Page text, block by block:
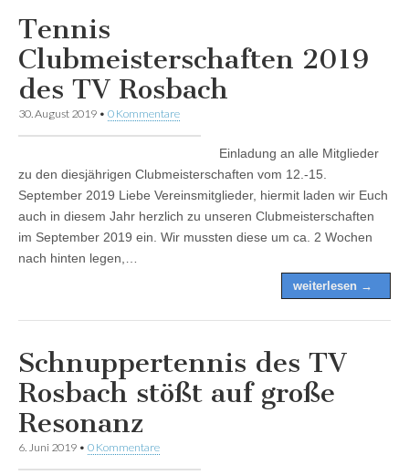
Tennis
Clubmeisterschaften 2019
des TV Rosbach
30. August 2019 • 0 Kommentare
Einladung an alle Mitglieder
zu den diesjährigen Clubmeisterschaften vom 12.-15.
September 2019 Liebe Vereinsmitglieder, hiermit laden wir Euch
auch in diesem Jahr herzlich zu unseren Clubmeisterschaften
im September 2019 ein. Wir mussten diese um ca. 2 Wochen
nach hinten legen,…
weiterlesen →
Schnuppertennis des TV
Rosbach stößt auf große
Resonanz
6. Juni 2019 • 0 Kommentare